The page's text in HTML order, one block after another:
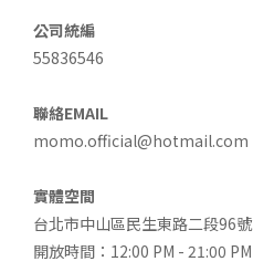
公司統編
55836546
聯絡EMAIL
momo.official@hotmail.com
實體空間
台北市中山區民生東路二段96號
開放時間：12:00 PM - 21:00 PM